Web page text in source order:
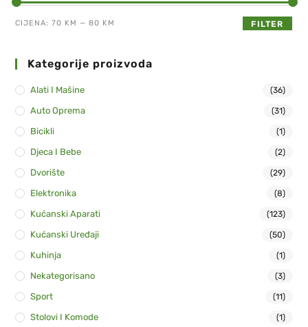
FILTER
CIJENA:70 KM —80 KM
Kategorije proizvoda
Alati I Mašine (36)
Auto Oprema (31)
Bicikli (1)
Djeca I Bebe (2)
Dvorište (29)
Elektronika (8)
Kućanski Aparati (123)
Kućanski Uređaji (50)
Kuhinja (1)
Nekategorisano (3)
Sport (11)
Stolovi I Komode (1)